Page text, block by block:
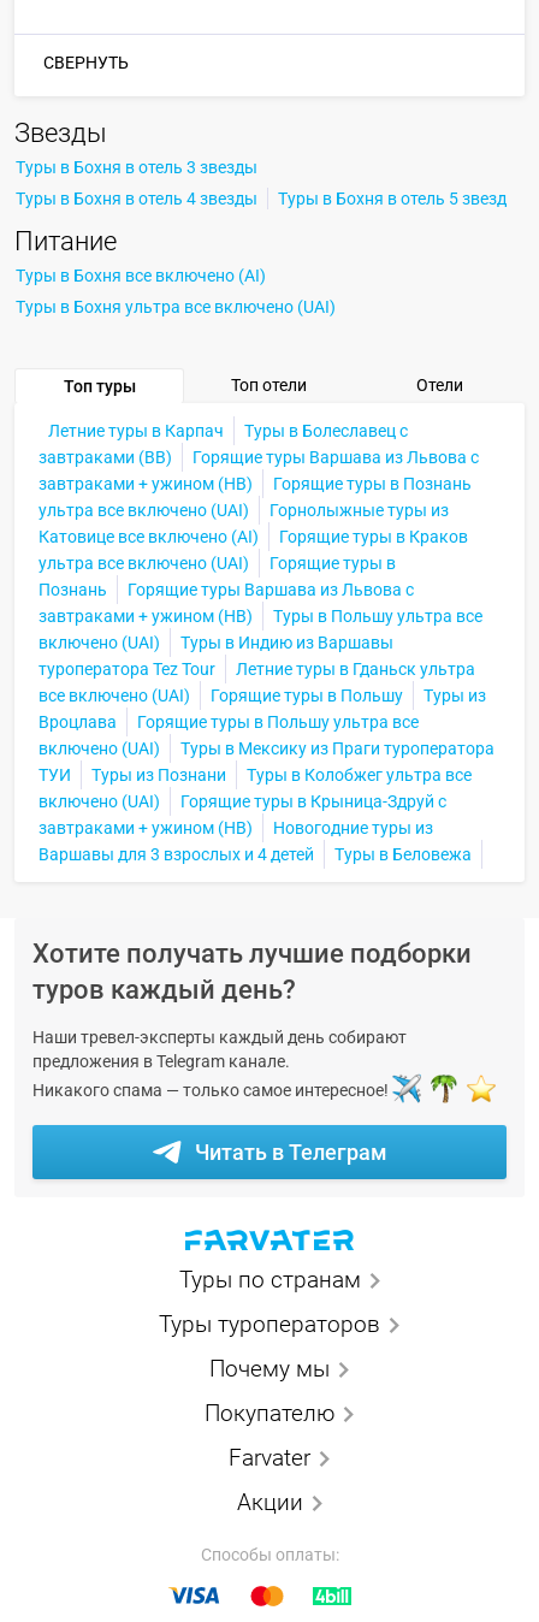
СВЕРНУТЬ
Звезды
Туры в Бохня в отель 3 звезды
Туры в Бохня в отель 4 звезды
Туры в Бохня в отель 5 звезд
Питание
Туры в Бохня все включено (AI)
Туры в Бохня ультра все включено (UAI)
Топ туры Топ отели Отели
Летние туры в Карпач
Туры в Болеславец с
завтраками (BB)
Горящие туры Варшава из Львова с
завтраками + ужином (HB)
Горящие туры в Познань
ультра все включено (UAI)
Горнолыжные туры из
Катовице все включено (AI)
Горящие туры в Краков
ультра все включено (UAI)
Горящие туры в
Познань
Горящие туры Варшава из Львова с
завтраками + ужином (HB)
Туры в Польшу ультра все
включено (UAI)
Туры в Индию из Варшавы
туроператора Tez Tour
Летние туры в Гданьск ультра
все включено (UAI)
Горящие туры в Польшу
Туры из
Вроцлава
Горящие туры в Польшу ультра все
включено (UAI)
Туры в Мексику из Праги туроператора
ТУИ
Туры из Познани
Туры в Колобжег ультра все
включено (UAI)
Горящие туры в Крыница-Здруй с
завтраками + ужином (HB)
Новогодние туры из
Варшавы для 3 взрослых и 4 детей
Туры в Беловежа
Хотите получать лучшие подборки
туров каждый день?
Наши тревел-эксперты каждый день собирают
предложения в Telegram канале.
Никакого спама — только самое интересное!
Читать в Телеграм
Туры по странам
Туры туроператоров
Почему мы
Покупателю
Farvater
Акции
Способы оплаты: